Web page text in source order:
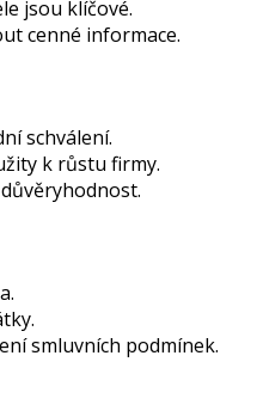
jsou klíčové.
cenné informace.
schválení.
k růstu firmy.
smluvních podmínek.